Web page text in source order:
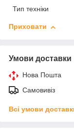
Тип техніки
Приховати
Умови доставки
Нова Пошта
Самовивіз
Всі умови